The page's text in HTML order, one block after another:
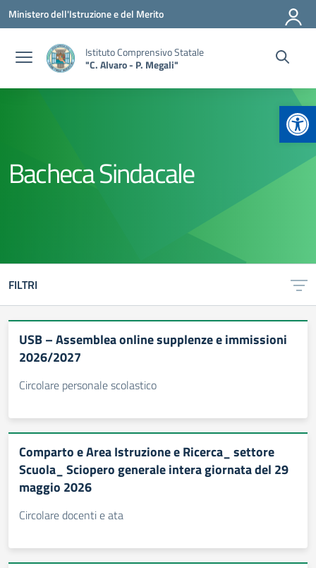
Vai ai contenuti
Vai al menu di navigazione
Vai al footer
Ministero dell'Istruzione e del Merito
Istituto Comprensivo Statale
"C. Alvaro - P. Megali"
Bacheca Sindacale
FILTRI
USB – Assemblea online supplenze e immissioni
2026/2027
Circolare personale scolastico
Comparto e Area Istruzione e Ricerca_ settore
Scuola_ Sciopero generale intera giornata del 29
maggio 2026
Circolare docenti e ata